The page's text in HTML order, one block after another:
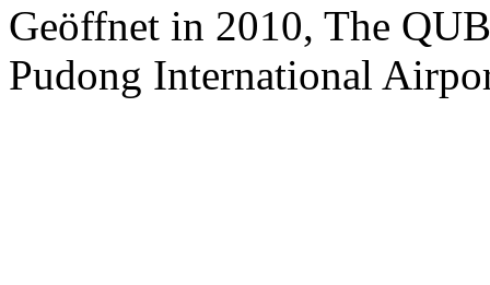
Geöffnet in 2010, The
Pudong International